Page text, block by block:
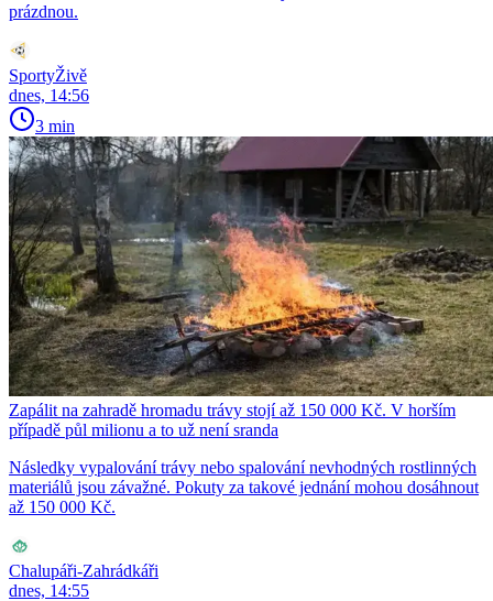
prázdnou.
SportyŽivě
dnes, 14:56
3 min
Zapálit na zahradě hromadu trávy stojí až 150 000 Kč. V horším
případě půl milionu a to už není sranda
Následky vypalování trávy nebo spalování nevhodných rostlinných
materiálů jsou závažné. Pokuty za takové jednání mohou dosáhnout
až 150 000 Kč.
Chalupáři-Zahrádkáři
dnes, 14:55